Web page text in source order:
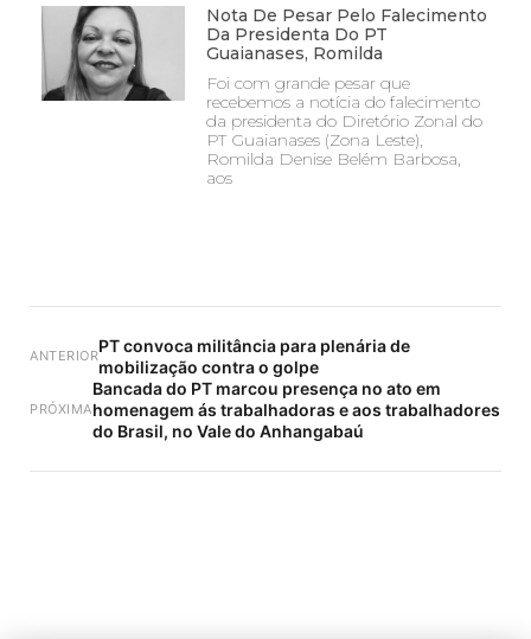
Nota De Pesar Pelo Falecimento
Da Presidenta Do PT
Guaianases, Romilda
Foi com grande pesar que
recebemos a notícia do falecimento
da presidenta do Diretório Zonal do
PT Guaianases (Zona Leste),
Romilda Denise Belém Barbosa,
aos
ANTERIORPT convoca militância para plenária de
mobilização contra o golpe
PRÓXIMA
Bancada do PT marcou presença no ato em
homenagem ás trabalhadoras e aos trabalhadores
do Brasil, no Vale do Anhangabaú